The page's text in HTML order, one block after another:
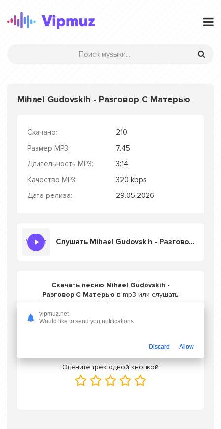
Mihael Gudovskih - Разговор С Матерью
Скачано:
210
Размер MP3:
7.45
Длительность MP3:
3:14
Качество MP3:
320 kbps
Дата релиза:
29.05.2026
Слушать Mihael Gudovskih - Разговор С Матерью
Скачать песню Mihael Gudovskih -
Разговор С Матерью в mp3 или слушать
онлайн бесплатно
Оцените трек одной кнопкой
vipmuz.net
Would like to send you notifications
Discard Allow